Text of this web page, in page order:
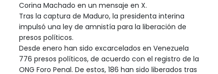
Corina Machado en un mensaje en X.
Tras la captura de Maduro, la presidenta interina
impulsó una ley de amnistía para la liberación de
presos políticos.
Desde enero han sido excarcelados en Venezuela
776 presos políticos, de acuerdo con el registro de la
ONG Foro Penal. De estos, 186 han sido liberados tras